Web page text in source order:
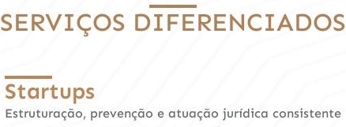
SERVIÇOS DIFERENCIADOS
Startups
Estruturação, prevenção e atuação jurídica consistente